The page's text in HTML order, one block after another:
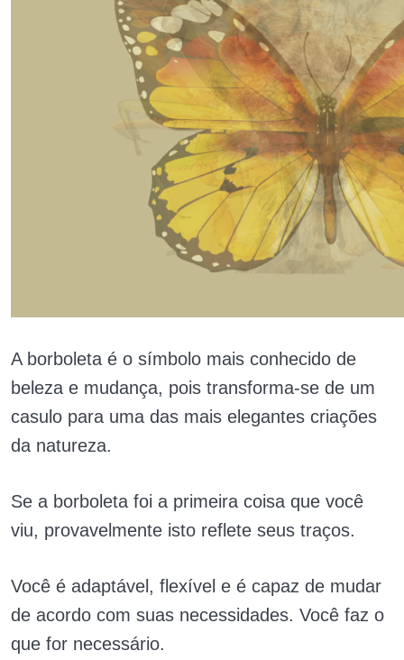
A borboleta é o símbolo mais conhecido de
beleza e mudança, pois transforma-se de um
casulo para uma das mais elegantes criações
da natureza.
Se a borboleta foi a primeira coisa que você
viu, provavelmente isto reflete seus traços.
Você é adaptável, flexível e é capaz de mudar
de acordo com suas necessidades. Você faz o
que for necessário.